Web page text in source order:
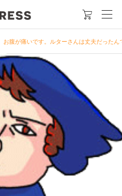

お腹が痛いです。ルターさんは丈夫だった